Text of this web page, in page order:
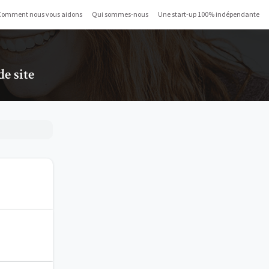
nous vous aidons Qui sommes-nous Une start-up 100% indépendante
site